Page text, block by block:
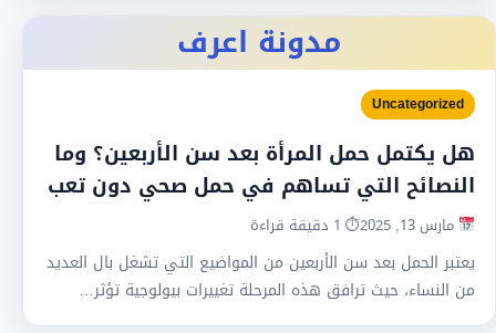
مدونة اعرف
Uncategorized
هل يكتمل حمل المرأة بعد سن الأربعين؟ وما
النصائح التي تساهم في حمل صحي دون تعب
مارس 13, 2025 ⏱ 1 دقيقة قراءة
يعتبر الحمل بعد سن الأربعين من المواضيع التي تشغل بال العديد
من النساء، حيث ترافق هذه المرحلة تغييرات بيولوجية تؤثر…